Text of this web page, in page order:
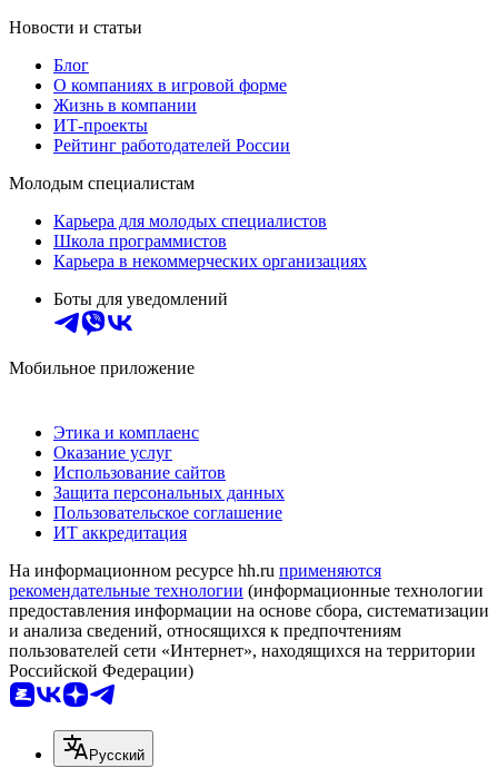
Новости и статьи
Блог
О компаниях в игровой форме
Жизнь в компании
ИТ-проекты
Рейтинг работодателей России
Молодым специалистам
Карьера для молодых специалистов
Школа программистов
Карьера в некоммерческих организациях
Боты для уведомлений
Мобильное приложение
Этика и комплаенс
Оказание услуг
Использование сайтов
Защита персональных данных
Пользовательское соглашение
ИТ аккредитация
На информационном ресурсе hh.ru применяются
рекомендательные технологии (информационные технологии
предоставления информации на основе сбора, систематизации
и анализа сведений, относящихся к предпочтениям
пользователей сети «Интернет», находящихся на территории
Российской Федерации)
Русский